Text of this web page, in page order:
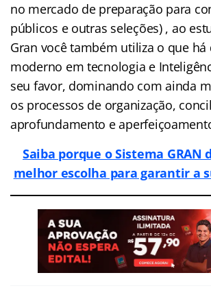
no mercado de preparação para
públicos e outras seleções) , ao
Gran você também utiliza o que há
moderno em tecnologia e
seu favor, dominando com ainda
os processos de organização,
aprofundamento e
Saiba porque o Sistema GRAN
melhor escolha para garantir a